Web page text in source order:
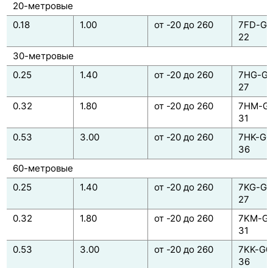
20-метровые
0.18
1.00 от -20 до 260
7FD-
22
30-метровые
0.25
1.40 от -20 до 260
7HG-
27
0.32
1.80 от -20 до 260
7HM-
31
0.53
3.00 от -20 до 260
7HK-
36
60-метровые
0.25
1.40 от -20 до 260
7KG-
27
0.32
1.80 от -20 до 260
7KM-
31
0.53
3.00 от -20 до 260
7KK-
36